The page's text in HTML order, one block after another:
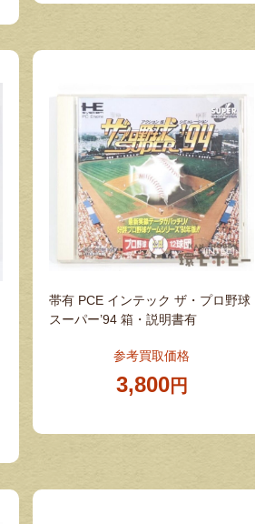
帯有 PCE インテック ザ・プロ野球
スーパー’94 箱・説明書有
参考買取価格
3,800円